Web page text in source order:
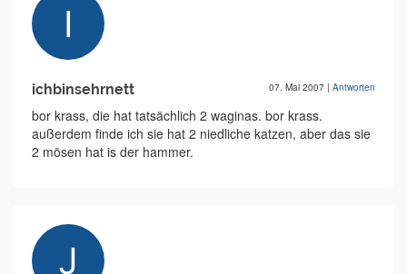
ichbinsehrnett 07. Mai 2007 | Antworten
bor krass, die hat tatsächlich 2 waginas. bor krass.
außerdem finde ich sie hat 2 niedliche katzen, aber das sie
2 mösen hat is der hammer.